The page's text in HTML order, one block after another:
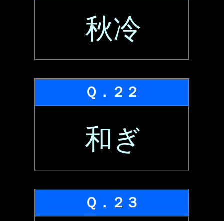
秋冷
Ｑ．２２
和ぎ
Ｑ．２３